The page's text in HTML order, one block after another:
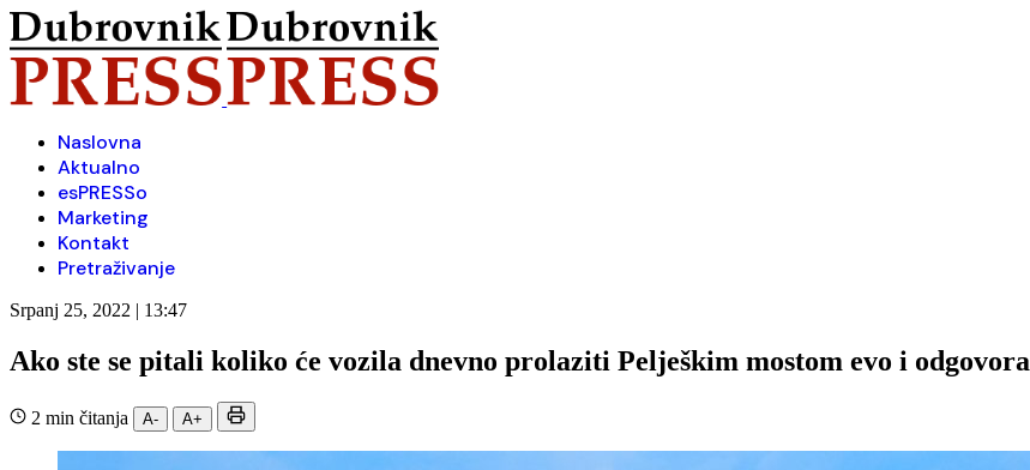
Naslovna
Aktualno
esPRESSo
Marketing
Kontakt
Pretraživanje
Srpanj 25, 2022 | 13:47
Ako ste se pitali koliko će vozila dnevno prolaziti Pelješkim mostom evo i odgovora
2 min čitanja A- A+